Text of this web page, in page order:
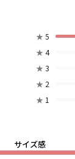
★ 5
★ 4
★ 3
★ 2
★ 1
サイズ感